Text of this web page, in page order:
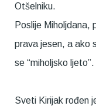
Otšelniku.
Poslije Miholjdana,
prava jesen, a ako
se “miholjsko ljeto”.
Sveti Kirijak rođen